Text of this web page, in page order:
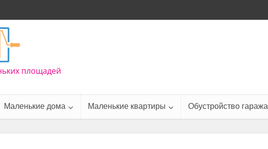
площадей
Маленькие дома Маленькие квартиры Обустройство гаража